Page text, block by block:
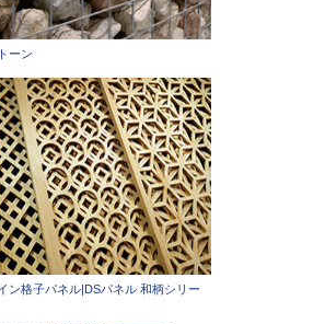
ーン
ン格子パネル|DSパネル 和柄シリー